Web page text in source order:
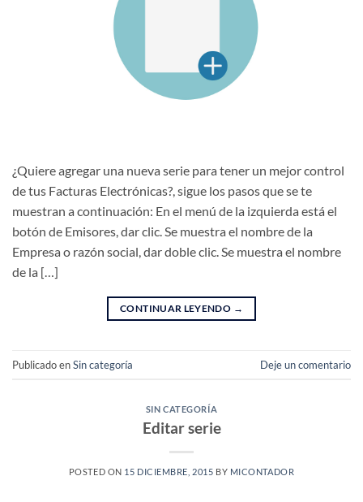
¿Quiere agregar una nueva serie para tener un mejor control
de tus Facturas Electrónicas?, sigue los pasos que se te
muestran a continuación: En el menú de la izquierda está el
botón de Emisores, dar clic. Se muestra el nombre de la
Empresa o razón social, dar doble clic. Se muestra el nombre
de la […]
CONTINUAR LEYENDO →
Publicado enSin categoría Deje un comentario
SIN CATEGORÍA
Editar serie
POSTED ON 15 DICIEMBRE, 2015 BY MICONTADOR